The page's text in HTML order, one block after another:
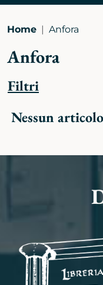
Home Anfora
Anfora
Filtri
Nessun